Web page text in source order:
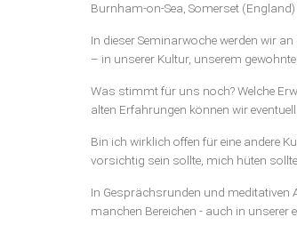
Burnham-on-Sea, Somerset (England)
In dieser Seminarwoche werden wir
– in unserer Kultur, unserem
Was stimmt für uns noch? Welche
alten Erfahrungen können wir
Bin ich wirklich offen für eine andere
vorsichtig sein sollte, mich hüten
In Gesprächsrunden und meditativen
manchen Bereichen - auch in unserer